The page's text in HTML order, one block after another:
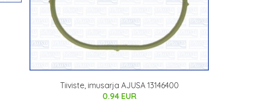
Tiiviste, imusarja AJUSA 13146400
0.94 EUR